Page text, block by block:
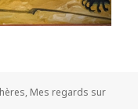
, Mes regards sur